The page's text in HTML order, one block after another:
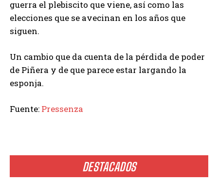
DESTACADOS
guerra el plebiscito que viene, así como las
elecciones que se avecinan en los años que
siguen.
Un cambio que da cuenta de la pérdida de poder
de Piñera y de que parece estar largando la
esponja.
Fuente: Pressenza